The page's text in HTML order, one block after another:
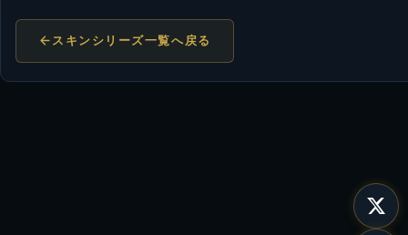
スキンシリーズ一覧へ戻る